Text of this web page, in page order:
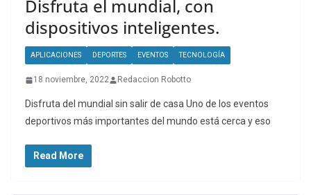
Disfruta el mundial, con
dispositivos inteligentes.
APLICACIONES DEPORTES EVENTOS TECNOLOGÍA
18 noviembre, 2022 Redaccion Robotto
Disfruta del mundial sin salir de casa Uno de los eventos
deportivos más importantes del mundo está cerca y eso
Read More